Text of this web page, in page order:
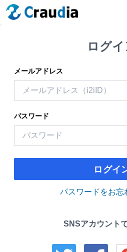
ログ
メールアドレス
パスワード
ログイ
パスワードをお忘
SNSアカウント